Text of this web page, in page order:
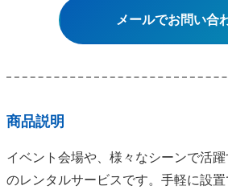
メールでお問い合
商品説明
イベント会場や、様々なシーンで活躍
のレンタルサービスです。手軽に設